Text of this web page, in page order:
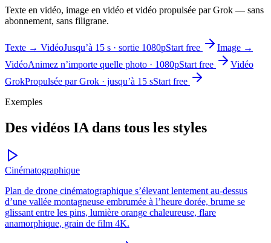
Texte en vidéo, image en vidéo et vidéo propulsée par Grok — sans
abonnement, sans filigrane.
Texte → VidéoJusqu’à 15 s · sortie 1080pStart free
Image →
VidéoAnimez n’importe quelle photo · 1080pStart free
Vidéo
GrokPropulsée par Grok · jusqu’à 15 sStart free
Exemples
Des vidéos IA dans tous les styles
Cinématographique
Plan de drone cinématographique s’élevant lentement au-dessus
d’une vallée montagneuse embrumée à l’heure dorée, brume se
glissant entre les pins, lumière orange chaleureuse, flare
anamorphique, grain de film 4K.